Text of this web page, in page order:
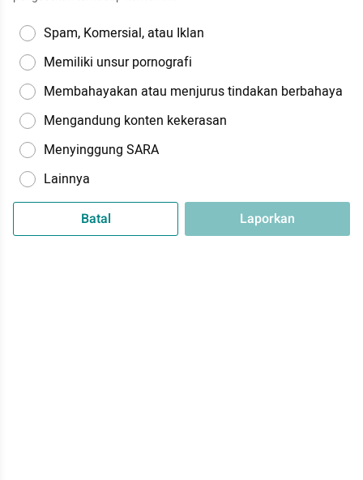
Spam, Komersial, atau Iklan
Memiliki unsur pornografi
Membahayakan atau menjurus tindakan berbahaya
Mengandung konten kekerasan
Menyinggung SARA
Lainnya
Batal Laporkan